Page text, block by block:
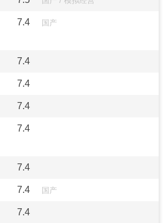
7.4 国产
7.4
7.4
7.4
7.4
7.4
7.4 国产
7.4